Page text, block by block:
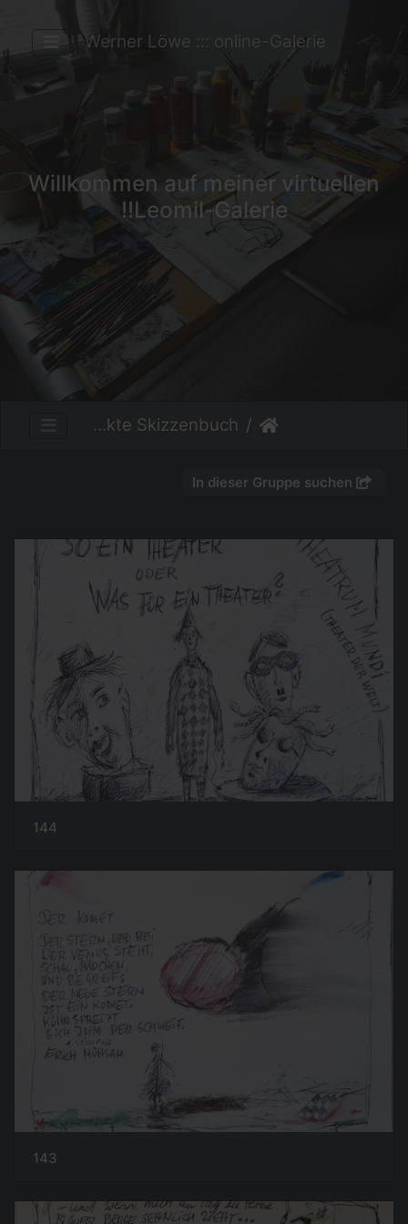
Werner Löwe ::: online-Galerie
Willkommen auf meiner virtuellen
Leomil-Galerie!!
Das verrückte Skizzenbuch
144
143